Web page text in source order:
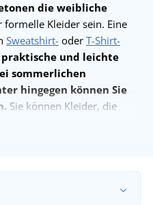
die weibliche
formelle Kleider sein. Eine
Sweatshirt- oder T-Shirt-
praktische und leichte
sommerlichen
hingegen können Sie
Sie können Kleider, die
breiten Palette von